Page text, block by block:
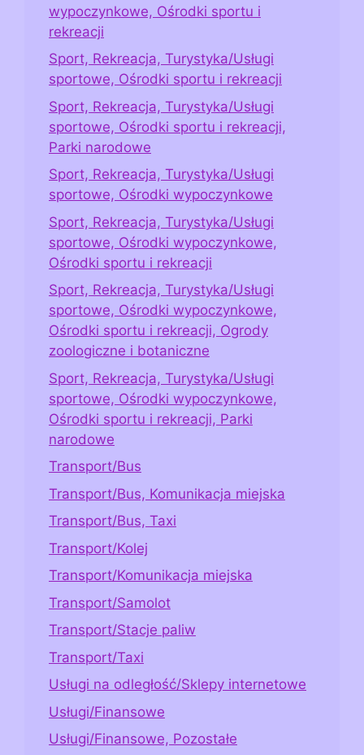
wypoczynkowe, Ośrodki sportu i
rekreacji
Sport, Rekreacja, Turystyka/Usługi
sportowe, Ośrodki sportu i rekreacji
Sport, Rekreacja, Turystyka/Usługi
sportowe, Ośrodki sportu i rekreacji,
Parki narodowe
Sport, Rekreacja, Turystyka/Usługi
sportowe, Ośrodki wypoczynkowe
Sport, Rekreacja, Turystyka/Usługi
sportowe, Ośrodki wypoczynkowe,
Ośrodki sportu i rekreacji
Sport, Rekreacja, Turystyka/Usługi
sportowe, Ośrodki wypoczynkowe,
Ośrodki sportu i rekreacji, Ogrody
zoologiczne i botaniczne
Sport, Rekreacja, Turystyka/Usługi
sportowe, Ośrodki wypoczynkowe,
Ośrodki sportu i rekreacji, Parki
narodowe
Transport/Bus
Transport/Bus, Komunikacja miejska
Transport/Bus, Taxi
Transport/Kolej
Transport/Komunikacja miejska
Transport/Samolot
Transport/Stacje paliw
Transport/Taxi
Usługi na odległość/Sklepy internetowe
Usługi/Finansowe
Usługi/Finansowe, Pozostałe